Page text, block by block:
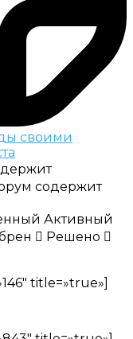
своими
содержит
Активный
Решено
title=»true»]